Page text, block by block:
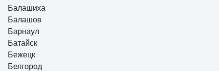
Балашиха
Балашов
Барнаул
Батайск
Бежецк
Белгород